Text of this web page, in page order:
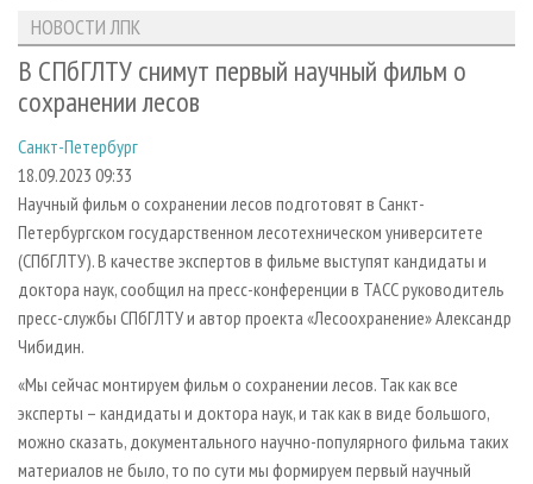
ЛЕСОЗАГОТОВКА
ЛЕСОПИЛЕНИЕ
СУШКА ДРЕВЕСИНЫ
ПРОИЗВОДСТВО ДРЕВЕСНЫХ ПЛИТ
ДЕРЕВЯННОЕ ДОМОСТРОЕНИЕ
ПРОИЗВОДСТВО МЕБЕЛИ
БИОЭНЕРГЕТИКА
ИНСТРУМЕНТ И МАТЕРИАЛЫ
НОВОСТИ ЛПК
НОВОСТИ ЖУРНАЛА
ПРОЕКТЫ ЛПИ
АНАЛИТИКА
ПРЕДПРИЯТИЯ ЛПК
ПЕРСОНЫ
МОБИЛЬНЫЕ ВЫСТАВКИ
ОФИЦИАЛЬНЫЕ ДЕЛЕГАЦИИ
ПРИОРИТЕТНЫЕ ИНВЕСТПРОЕКТЫ
RUSSIAN FORESTRY REVIEW
БИБЛИОТЕКА СПЕЦИАЛИСТА
АРХИВ
АРХИВ ЖУРНАЛОВ
О ЖУРНАЛЕ
ПОДПИСКА
КОНТАКТЫ
РЕКЛАМОДАТЕЛЯМ
РЕКЛАМА
РЕКЛАМА НА САЙТЕ
НОВОСТИ ЛПК
В СПбГЛТУ снимут первый научный фильм о
сохранении лесов
Санкт-Петербург
18.09.2023 09:33
Научный фильм о сохранении лесов подготовят в Санкт-
Петербургском государственном лесотехническом университете
(СПбГЛТУ). В качестве экспертов в фильме выступят кандидаты и
доктора наук, сообщил на пресс-конференции в ТАСС руководитель
пресс-службы СПбГЛТУ и автор проекта «Лесоохранение» Александр
Чибидин.
«Мы сейчас монтируем фильм о сохранении лесов. Так как все
эксперты – кандидаты и доктора наук, и так как в виде большого,
можно сказать, документального научно-популярного фильма таких
материалов не было, то по сути мы формируем первый научный